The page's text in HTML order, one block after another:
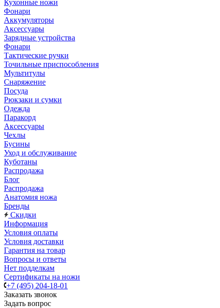
Кухонные ножи
Фонари
Аккумуляторы
Аксессуары
Зарядные устройства
Фонари
Тактические ручки
Точильные приспособления
Мультитулы
Снаряжение
Посуда
Рюкзаки и сумки
Одежда
Паракорд
Аксессуары
Чехлы
Бусины
Уход и обслуживание
Куботаны
Распродажа
Блог
Распродажа
Анатомия ножа
Бренды
Скидки
Информация
Условия оплаты
Условия доставки
Гарантия на товар
Вопросы и ответы
Нет подделкам
Сертификаты на ножи
+7 (495) 204-18-01
Заказать звонок
Задать вопрос